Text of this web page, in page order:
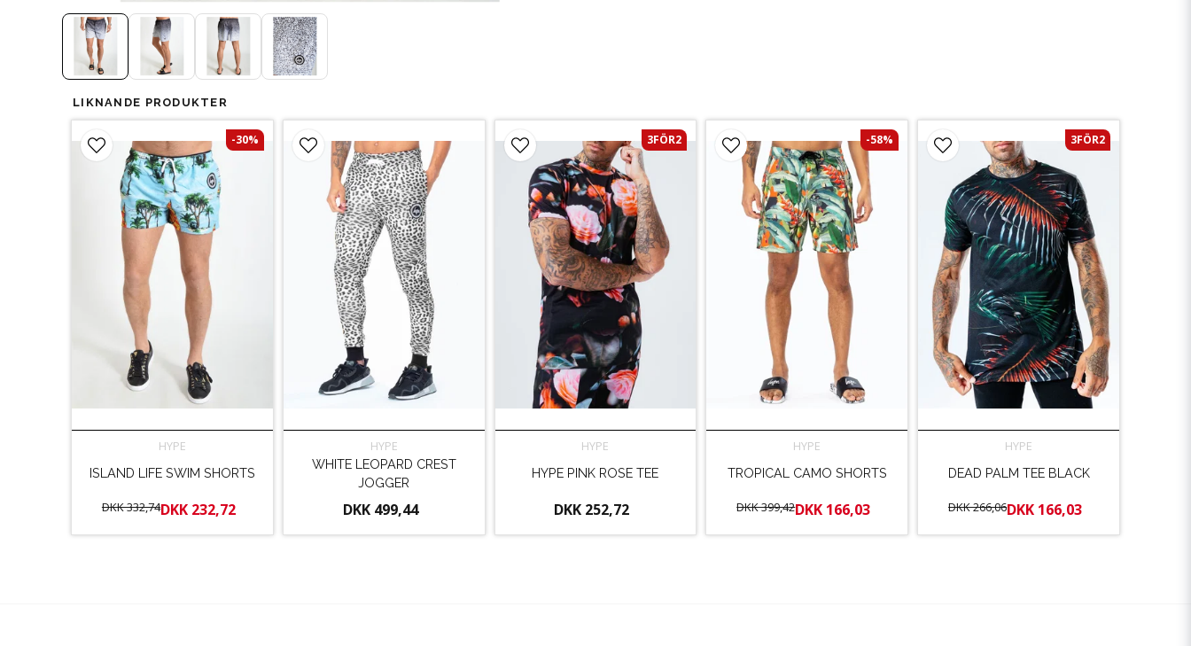
LIKNANDE PRODUKTER
HYPE
ISLAND LIFE SWIM SHORTS
DKK 332,74DKK 232,72
-30%
HYPE
WHITE LEOPARD CREST
JOGGER
DKK 499,44
HYPE
HYPE PINK ROSE TEE
DKK 252,72
3FÖR2
HYPE
TROPICAL CAMO SHORTS
DKK 399,42DKK 166,03
-58%
HYPE
DEAD PALM TEE BLACK
DKK 266,06DKK 166,03
3FÖR2